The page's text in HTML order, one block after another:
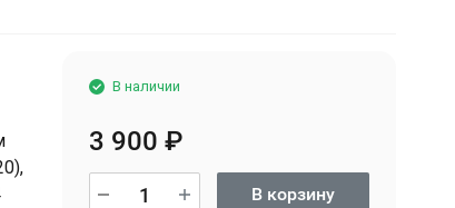
В наличии
3 900 ₽
В корзину